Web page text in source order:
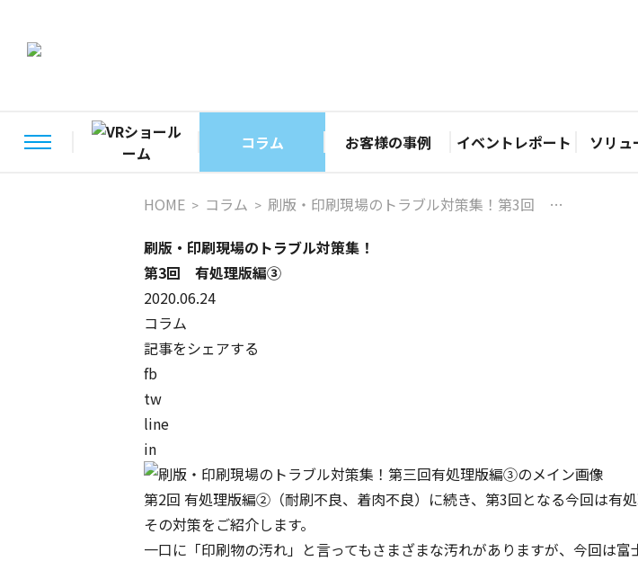
コラム お客様の事例 イベントレポート ソリュ
HOME コラム 刷版・印刷現場のトラブル対策集！ 第3回 有処理版編③
刷版・印刷現場のトラブル対策集！
第3回 有処理版編③
2020.06.24
コラム
記事をシェアする
fb
tw
line
in
第2回 有処理版編②（耐刷不良、着肉不良）に続き、第3回となる今回は有
その対策をご紹介します。
一口に「印刷物の汚れ」と言ってもさまざまな汚れがありますが、今回は